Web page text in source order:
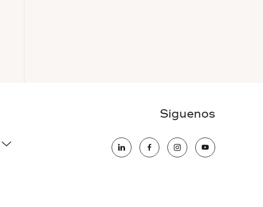
Síguenos